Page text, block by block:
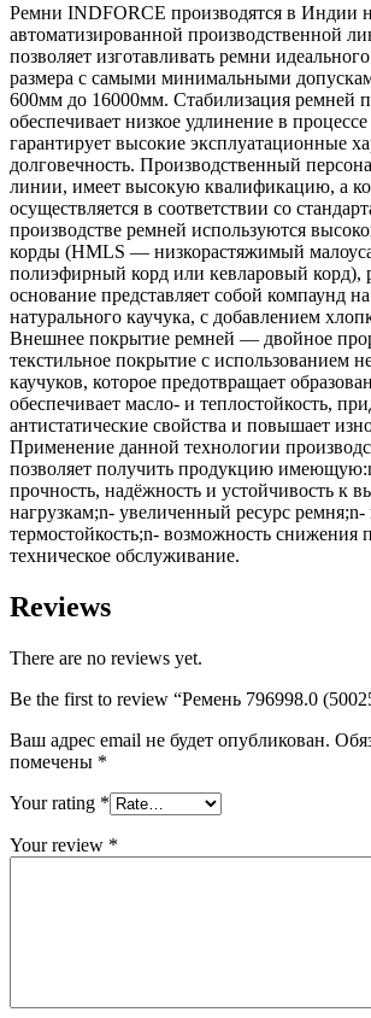
Ремни INDFORCE производятся в Индии
автоматизированной производственной
позволяет изготавливать ремни
размера с самыми минимальными
600мм до 16000мм. Стабилизация ремней
обеспечивает низкое удлинение в
гарантирует высокие эксплуатационные
долговечность. Производственный
линии, имеет высокую квалификацию, а
осуществляется в соответствии со
производстве ремней используются
корды (HMLS — низкорастяжимый
полиэфирный корд или кевларовый корд),
основание представляет собой компаунд
натурального каучука, с добавлением
Внешнее покрытие ремней — двойное
текстильное покрытие с использованием
каучуков, которое предотвращает
обеспечивает масло- и теплостойкость,
антистатические свойства и повышает
Применение данной технологии
позволяет получить продукцию
прочность, надёжность и устойчивость к
нагрузкам;n- увеличенный ресурс
термостойкость;n- возможность снижения
техническое обслуживание.
Reviews
There are no reviews yet.
Be the first to review “Ремень 796998.0
Ваш адрес email не будет опубликован.
помечены *
Your rating *
Your review *